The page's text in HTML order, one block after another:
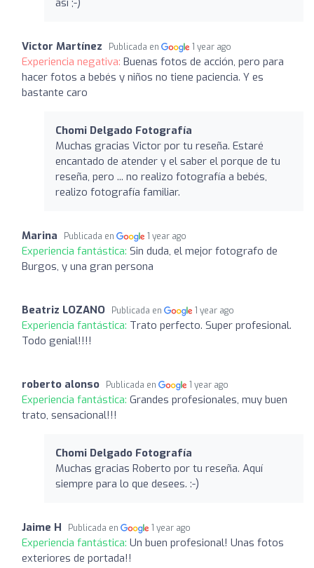
Victor Martínez Publicada en 1 year ago
Experiencia negativa: Buenas fotos de acción, pero para
hacer fotos a bebés y niños no tiene paciencia. Y es
bastante caro
Chomi Delgado Fotografía
Muchas gracias Victor por tu reseña. Estaré
encantado de atender y el saber el porque de tu
reseña, pero ... no realizo fotografía a bebés,
realizo fotografía familiar.
Marina Publicada en 1 year ago
Experiencia fantástica: Sin duda, el mejor fotografo de
Burgos, y una gran persona
Beatriz LOZANO Publicada en 1 year ago
Experiencia fantástica: Trato perfecto. Super profesional.
Todo genial!!!!
roberto alonso Publicada en 1 year ago
Experiencia fantástica: Grandes profesionales, muy buen
trato, sensacional!!!
Chomi Delgado Fotografía
Muchas gracias Roberto por tu reseña. Aquí
siempre para lo que desees. :-)
Jaime H Publicada en 1 year ago
Experiencia fantástica: Un buen profesional! Unas fotos
exteriores de portada!!